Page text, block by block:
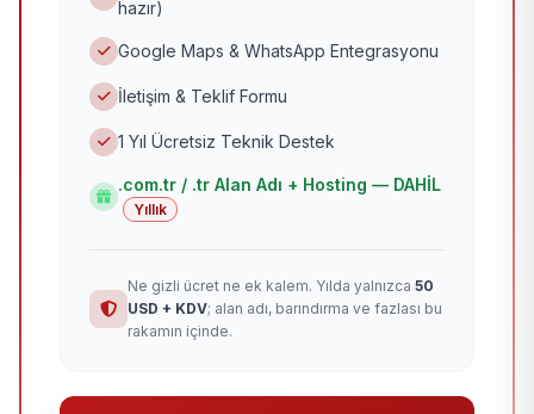
hazır)
Google Maps & WhatsApp Entegrasyonu
İletişim & Teklif Formu
1 Yıl Ücretsiz Teknik Destek
.com.tr / .tr Alan Adı + Hosting — DAHİL
Yıllık
Ne gizli ücret ne ek kalem. Yılda yalnızca 50
USD + KDV; alan adı, barındırma ve fazlası bu
rakamın içinde.